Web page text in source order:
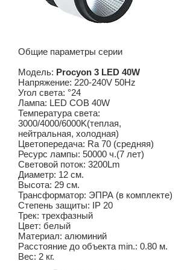
Общие параметры серии
Модель: Procyon 3 LED 40W
Напряжение: 220-240V 50Hz
Угол света: °24
Лампа: LED COB 40W
Температура света:
3000/4000/6000K(теплая,
нейтральная, холодная)
Цветопередача: Ra 70 (средняя)
Ресурс лампы: 50000 ч.(7 лет)
Световой поток: 3200Lm
Диаметр: 12 cм.
Высота: 29 см.
Трансформатор: ЭПРА (в комплекте)
Степень защиты: IP 20
Трек: трехфазный
Цвет: белый
Материал: алюминий
Расстояние до объекта min.: 0.80 м.
Вес: 2 кг.